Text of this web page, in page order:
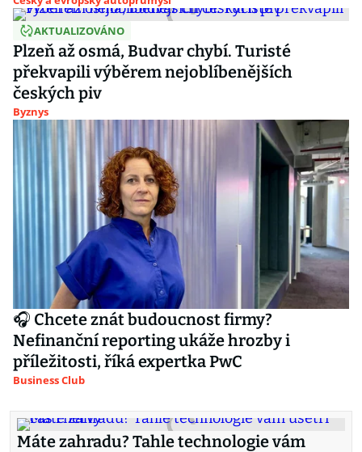
AKTUALIZOVÁNO
Plzeň až osmá, Budvar chybí. Turisté
překvapili výběrem nejoblíbenějších
českých piv
Byznys
🎧 Chcete znát budoucnost firmy?
Nefinanční reporting ukáže hrozby i
příležitosti, říká expertka PwC
Business Club
Máte zahradu? Tahle technologie vám